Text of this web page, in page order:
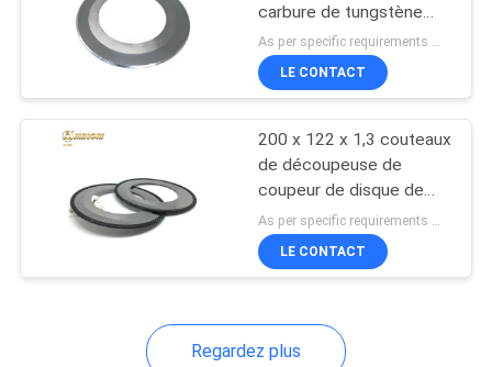
Insertions de
carbure de
tungstène
68
carbure de tungstène
fendant des couteaux
pour le papier ondulé
As per specific requirements MOQ:5PCS
LE CONTACT
200 x 122 x 1,3 couteaux
de découpeuse de
coupeur de disque de
carbure cimenté pour le
papier ondulé
LE CONTACT
Regardez plus